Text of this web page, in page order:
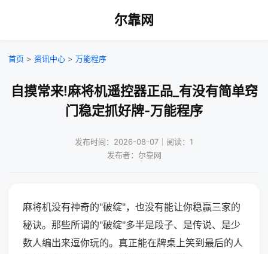
尔靠网
首页 > 资讯中心 > 万能程序
自摸常来!麻将机遥控器正品_有没有简单窍
门稳定抓好牌-万能程序
发布时间：2026-08-07｜阅读：1
发布者：尔靠网
麻将机没有神奇的"破绽"，也没有能让你稳赢三家的
秘诀。那些所谓的"破绽"多半是段子、是传说、是少
数人编出来逗你玩的。真正能在牌桌上笑到最后的人